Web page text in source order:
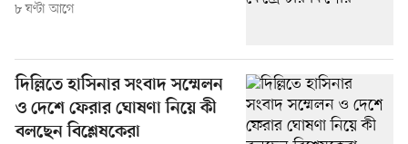
৮ ঘণ্টা আগে
দিল্লিতে হাসিনার সংবাদ সম্মেলন
ও দেশে ফেরার ঘোষণা নিয়ে কী
বলছেন বিশ্লেষকেরা